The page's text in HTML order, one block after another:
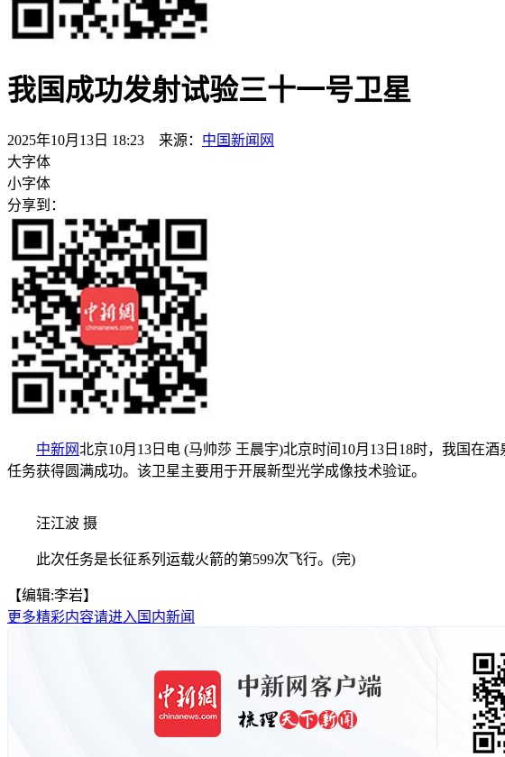
我国成功发射试验三十一号卫星
2025年10月13日 18:23 来源： 中国新闻网
大字体
小字体
分享到：
中新网北京10月13日电 (马帅莎 王晨宇)北京时间10月13日18时，我国在
任务获得圆满成功。该卫星主要用于开展新型光学成像技术验证。
汪江波 摄
此次任务是长征系列运载火箭的第599次飞行。(完)
【编辑:李岩】
更多精彩内容请进入国内新闻